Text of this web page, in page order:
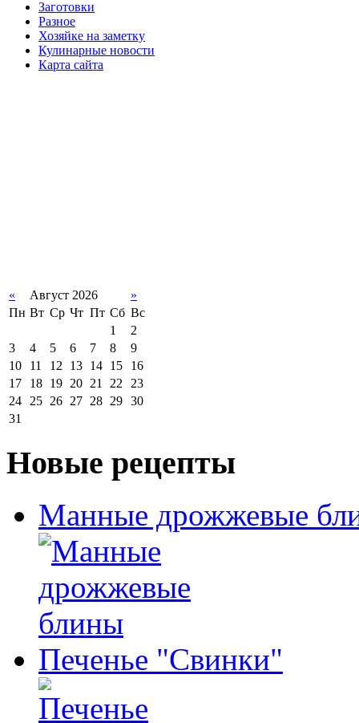
Заготовки
Разное
Хозяйке на заметку
Кулинарные новости
Карта сайта
« Август 2026
»
Пн Вт Ср Чт Пт Сб Вс
1
2
3
4 5 6 7 8
9
10
11 12 13 14 15
16
17
18 19 20 21 22 23
24 25 26 27 28 29 30
31
Новые рецепты
Манные дрожжевые
Печенье "Свинки"